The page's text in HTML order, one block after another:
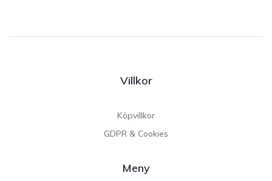
Villkor
Köpvillkor
GDPR & Cookies
Meny